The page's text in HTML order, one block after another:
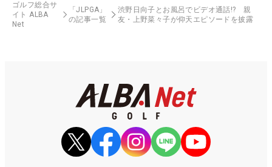
ゴルフ総合サ
イト ALBA
Net
「JLPGA」
の記事一覧
渋野日向子とお風呂でビデオ通話!? 親
友・上野菜々子が仰天エピソードを披露